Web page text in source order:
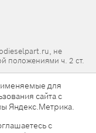
не
положениями ч. 2 ст.
для
сайта с
Яндекс.Метрика.
с